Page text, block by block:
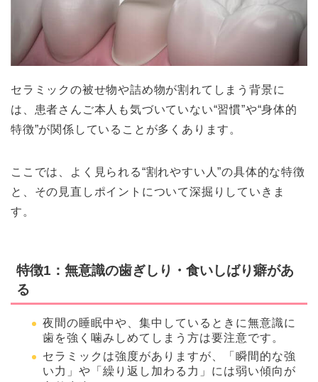
セラミックの被せ物や詰め物が割れてしまう背景に
は、患者さんご本人も気づいていない“習慣”や“身体的
特徴”が関係していることが多くあります。
ここでは、よく見られる“割れやすい人”の具体的な特徴
と、その見直しポイントについて深掘りしていきま
す。
特徴1：無意識の歯ぎしり・食いしばり癖があ
る
夜間の睡眠中や、集中しているときに無意識に
歯を強く噛みしめてしまう方は要注意です。
セラミックは強度がありますが、「瞬間的な強
い力」や「繰り返し加わる力」には弱い傾向が